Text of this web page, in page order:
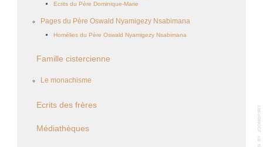
Ecrits du Père Dominique-Marie
Pages du Père Oswald Nyamigezy Nsabimana
Homélies du Père Oswald Nyamigezy Nsabimana
Famille cistercienne
Le monachisme
Ecrits des frères
Médiathèques